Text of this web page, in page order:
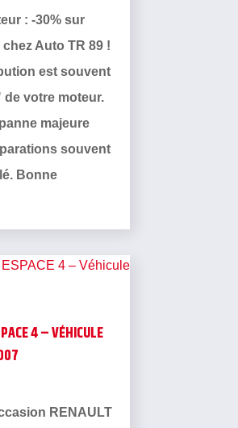
: -30% sur
Auto TR 89 !
est souvent
votre moteur.
majeure
souvent
Bonne
4 – VÉHICULE
RENAULT